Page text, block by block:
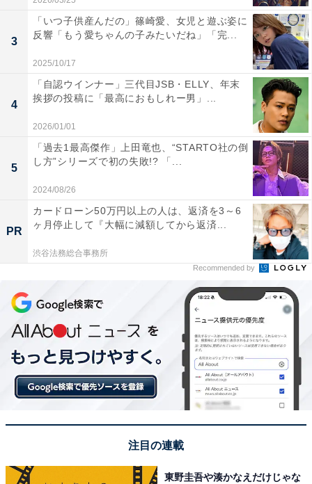
3
「いつ子供産んだの」篠崎愛、女児と遊ぶ姿に
反響「もう愛ちゃんの子みたいだね」「完...
2025/10/17
4
「自認ウインナー」三代目JSB・ELLY、年末
挨拶の投稿に「最高におもしれー男」...
2026/01/01
5
「過去1最高傑作」上田竜也、“STARTO社の倒
し方”シリーズで初の失敗!? 「...
2024/08/26
PR
カードローン50万円以上の人は、返済を3～6
ヶ月停止して『大幅に減額してから返済...
渋谷法務総合事務所
Recommended by
注目の連載
東野圭吾や湊かなえだけじゃな